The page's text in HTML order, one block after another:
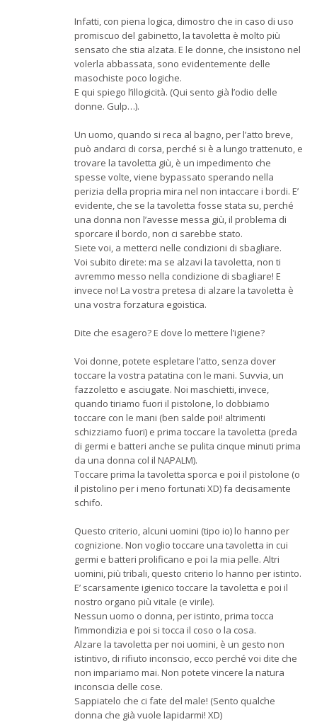
Infatti, con piena logica, dimostro che in caso di uso
promiscuo del gabinetto, la tavoletta è molto più
sensato che stia alzata. E le donne, che insistono nel
volerla abbassata, sono evidentemente delle
masochiste poco logiche.
E qui spiego l’illogicità. (Qui sento già l’odio delle
donne. Gulp…).
Un uomo, quando si reca al bagno, per l’atto breve,
può andarci di corsa, perché si è a lungo trattenuto, e
trovare la tavoletta giù, è un impedimento che
spesse volte, viene bypassato sperando nella
perizia della propria mira nel non intaccare i bordi. E’
evidente, che se la tavoletta fosse stata su, perché
una donna non l’avesse messa giù, il problema di
sporcare il bordo, non ci sarebbe stato.
Siete voi, a metterci nelle condizioni di sbagliare.
Voi subito direte: ma se alzavi la tavoletta, non ti
avremmo messo nella condizione di sbagliare! E
invece no! La vostra pretesa di alzare la tavoletta è
una vostra forzatura egoistica.
Dite che esagero? E dove lo mettere l’igiene?
Voi donne, potete espletare l’atto, senza dover
toccare la vostra patatina con le mani. Suvvia, un
fazzoletto e asciugate. Noi maschietti, invece,
quando tiriamo fuori il pistolone, lo dobbiamo
toccare con le mani (ben salde poi! altrimenti
schizziamo fuori) e prima toccare la tavoletta (preda
di germi e batteri anche se pulita cinque minuti prima
da una donna col il NAPALM).
Toccare prima la tavoletta sporca e poi il pistolone (o
il pistolino per i meno fortunati XD) fa decisamente
schifo.
Questo criterio, alcuni uomini (tipo io) lo hanno per
cognizione. Non voglio toccare una tavoletta in cui
germi e batteri prolificano e poi la mia pelle. Altri
uomini, più tribali, questo criterio lo hanno per istinto.
E’ scarsamente igienico toccare la tavoletta e poi il
nostro organo più vitale (e virile).
Nessun uomo o donna, per istinto, prima tocca
l’immondizia e poi si tocca il coso o la cosa.
Alzare la tavoletta per noi uomini, è un gesto non
istintivo, di rifiuto inconscio, ecco perché voi dite che
non impariamo mai. Non potete vincere la natura
inconscia delle cose.
Sappiatelo che ci fate del male! (Sento qualche
donna che già vuole lapidarmi! XD)